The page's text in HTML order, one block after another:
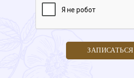
ЗАПИСАТЬСЯ